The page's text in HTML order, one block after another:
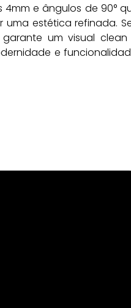
e ângulos de 90°
estética refinada.
um visual clean
e